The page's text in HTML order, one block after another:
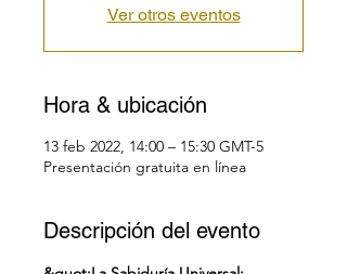
Ver otros eventos
Hora & ubicación
13 feb 2022, 14:00 – 15:30 GMT-5
Presentación gratuita en línea
Descripción del evento